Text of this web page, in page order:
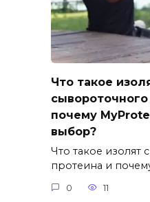
Что такое
почему
выбор?
Что такое изолят
протеина и
0 11